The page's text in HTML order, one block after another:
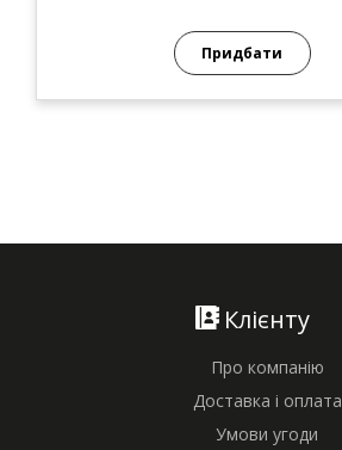
Придбати
Клієнту
Про компанію
Доставка і оплата
Умови угоди